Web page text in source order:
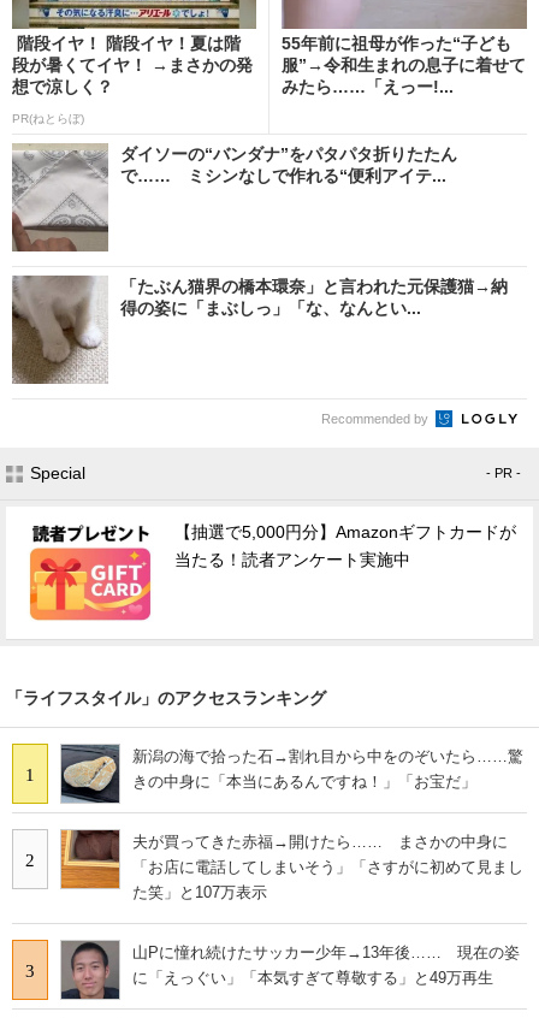
階段イヤ！ 階段イヤ！夏は階
段が暑くてイヤ！ →まさかの発
想で涼しく？
PR(ねとらぼ)
55年前に祖母が作った“子ども
服”→令和生まれの息子に着せて
みたら……「えっー!...
ダイソーの“バンダナ”をパタパタ折りたたん
で…… ミシンなしで作れる“便利アイテ...
「たぶん猫界の橋本環奈」と言われた元保護猫→納
得の姿に「まぶしっ」「な、なんとい...
Recommended by
Special - PR -
【抽選で5,000円分】Amazonギフトカードが
当たる！読者アンケート実施中
「ライフスタイル」のアクセスランキング
1
新潟の海で拾った石→割れ目から中をのぞいたら……驚
きの中身に「本当にあるんですね！」「お宝だ」
2
夫が買ってきた赤福→開けたら…… まさかの中身に
「お店に電話してしまいそう」「さすがに初めて見まし
た笑」と107万表示
3
山Pに憧れ続けたサッカー少年→13年後…… 現在の姿
に「えっぐい」「本気すぎて尊敬する」と49万再生